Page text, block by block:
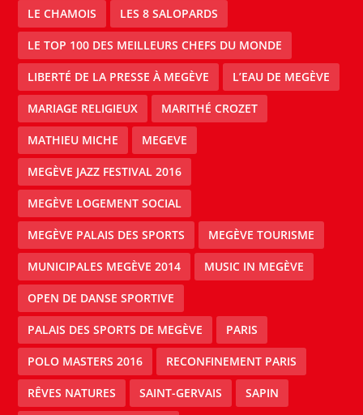
LE CHAMOIS LES 8 SALOPARDS
LE TOP 100 DES MEILLEURS CHEFS DU MONDE
LIBERTÉ DE LA PRESSE À MEGÈVE L’EAU DE MEGÈVE
MARIAGE RELIGIEUX MARITHÉ CROZET
MATHIEU MICHE MEGEVE
MEGÈVE JAZZ FESTIVAL 2016
MEGÈVE LOGEMENT SOCIAL
MEGÈVE PALAIS DES SPORTS MEGÈVE TOURISME
MUNICIPALES MEGÈVE 2014 MUSIC IN MEGÈVE
OPEN DE DANSE SPORTIVE
PALAIS DES SPORTS DE MEGÈVE PARIS
POLO MASTERS 2016 RECONFINEMENT PARIS
RÊVES NATURES SAINT-GERVAIS SAPIN